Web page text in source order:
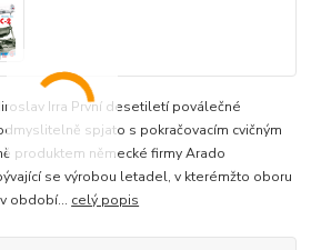
Irra První desetiletí poválečné
spjato s pokračovacím cvičným
produktem německé firmy Arado
se výrobou letadel, v kterémžto oboru
období... celý popis